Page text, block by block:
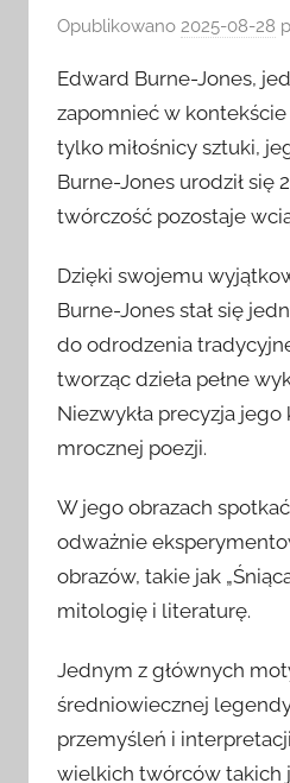
Opublikowano 2025-08-28
Edward Burne-Jones,
zapomnieć w
tylko miłośnicy sztuki,
Burne-Jones urodził się
twórczość pozostaje
Dzięki swojemu
Burne-Jones stał się
do odrodzenia
tworząc dzieła pełne
Niezwykła precyzja
mrocznej poezji.
W jego obrazach
odważnie
obrazów, takie jak
mitologię i literaturę.
Jednym z głównych
średniowiecznej
przemyśleń i
wielkich twórców takich